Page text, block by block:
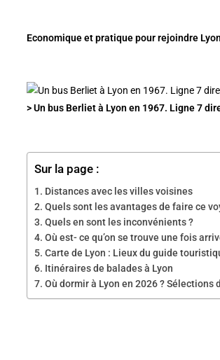
Economique et pratique pour rejoindre
> Un bus Berliet à Lyon en 1967. Ligne 7
Sur la page :
Distances avec les villes voisines
Quels sont les avantages de faire ce
Quels en sont les inconvénients ?
Où est- ce qu’on se trouve une fois
Carte de Lyon : Lieux du guide
Itinéraires de balades à Lyon
Où dormir à Lyon en 2026 ?